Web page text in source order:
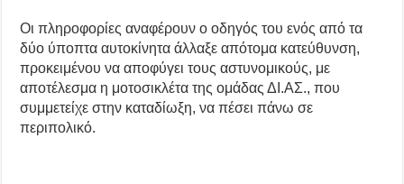
Οι πληροφορίες αναφέρουν ο οδηγός του ενός από τα
δύο ύποπτα αυτοκίνητα άλλαξε απότομα κατεύθυνση,
προκειμένου να αποφύγει τους αστυνομικούς, με
αποτέλεσμα η μοτοσικλέτα της ομάδας ΔΙ.ΑΣ., που
συμμετείχε στην καταδίωξη, να πέσει πάνω σε
περιπολικό.